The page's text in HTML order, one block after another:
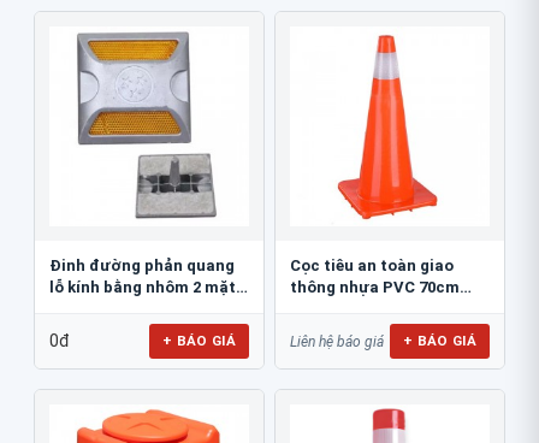
Đinh đường phản quang
lỗ kính bằng nhôm 2 mặt
0đ + BÁO GIÁ
Cọc tiêu an toàn giao
thông nhựa PVC 70cm
Liên hệ báo giá + BÁO GIÁ